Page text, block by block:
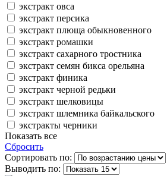
экстракт овса
экстракт персика
экстракт плюща обыкновенного
экстракт ромашки
экстракт сахарного тростника
экстракт семян бикса орельяна
экстракт финика
экстракт черной редьки
экстракт шелковицы
экстракт шлемника байкальского
экстракты черники
Показать все
Сбросить
Сортировать по:
Выводить по: